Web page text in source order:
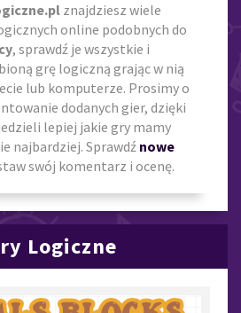
znajdziesz wiele
online podobnych do
, sprawdź je wszystkie i
grę logiczną grając w nią
lub komputerze. Prosimy o
dodanych gier, dzięki
lepiej jakie gry mamy
najbardziej. Sprawdź nowe
swój komentarz i ocenę.
Logiczne